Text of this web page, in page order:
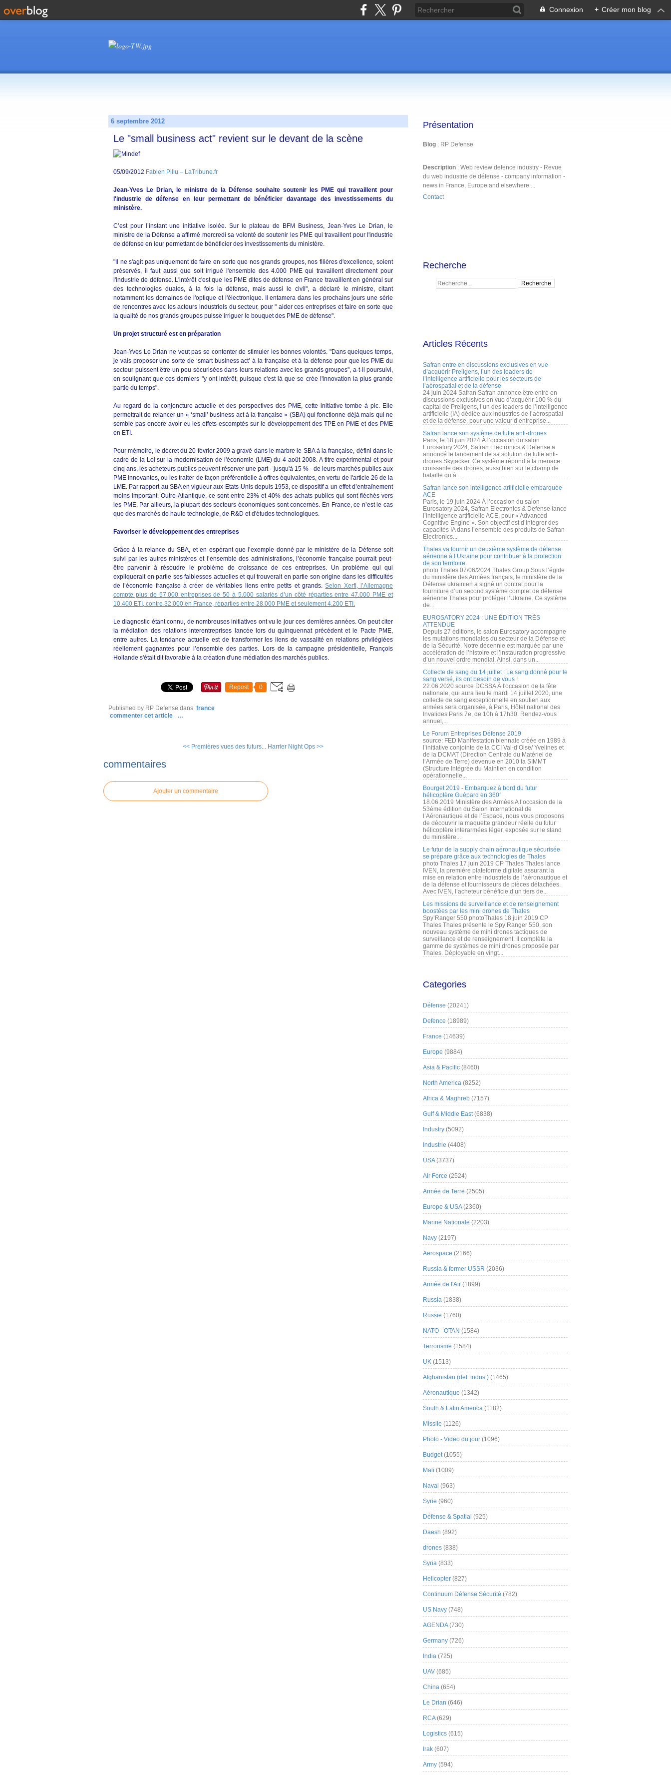
Connexion + Créer mon blog
6 septembre 2012
Le "small business act" revient sur le devant de la scène
05/09/2012 Fabien Piliu – LaTribune.fr
Jean-Yves Le Drian, le ministre de la Défense souhaite soutenir les PME qui travaillent pour
l'industrie de défense en leur permettant de bénéficier davantage des investissements du
ministère.
C’est pour l’instant une initiative isolée. Sur le plateau de BFM Business, Jean-Yves Le Drian, le
ministre de la Défense a affirmé mercredi sa volonté de soutenir les PME qui travaillent pour l'industrie
de défense en leur permettant de bénéficier des investissements du ministère.
"Il ne s'agit pas uniquement de faire en sorte que nos grands groupes, nos filières d'excellence, soient
préservés, il faut aussi que soit irrigué l'ensemble des 4.000 PME qui travaillent directement pour
l'industrie de défense. L'intérêt c'est que les PME dites de défense en France travaillent en général sur
des technologies duales, à la fois la défense, mais aussi le civil", a déclaré le ministre, citant
notamment les domaines de l'optique et l'électronique. Il entamera dans les prochains jours une série
de rencontres avec les acteurs industriels du secteur, pour " aider ces entreprises et faire en sorte que
la qualité de nos grands groupes puisse irriguer le bouquet des PME de défense".
Un projet structuré est en préparation
Jean-Yves Le Drian ne veut pas se contenter de stimuler les bonnes volontés. "Dans quelques temps,
je vais proposer une sorte de ‘smart business act’ à la française et à la défense pour que les PME du
secteur puissent être un peu sécurisées dans leurs relations avec les grands groupes", a-t-il poursuivi,
en soulignant que ces derniers "y ont intérêt, puisque c'est là que se crée l'innovation la plus grande
partie du temps".
Au regard de la conjoncture actuelle et des perspectives des PME, cette initiative tombe à pic. Elle
permettrait de relancer un « ‘small’ business act à la française » (SBA) qui fonctionne déjà mais qui ne
semble pas encore avoir eu les effets escomptés sur le développement des TPE en PME et des PME
en ETI.
Pour mémoire, le décret du 20 février 2009 a gravé dans le marbre le SBA à la française, défini dans le
cadre de la Loi sur la modernisation de l'économie (LME) du 4 août 2008. A titre expérimental et pour
cinq ans, les acheteurs publics peuvent réserver une part - jusqu'à 15 % - de leurs marchés publics aux
PME innovantes, ou les traiter de façon préférentielle à offres équivalentes, en vertu de l'article 26 de la
LME. Par rapport au SBA en vigueur aux Etats-Unis depuis 1953, ce dispositif a un effet d’entraînement
moins important. Outre-Atlantique, ce sont entre 23% et 40% des achats publics qui sont fléchés vers
les PME. Par ailleurs, la plupart des secteurs économiques sont concernés. En France, ce n’est le cas
que des marchés de haute technologie, de R&D et d'études technologiques.
Favoriser le développement des entreprises
Grâce à la relance du SBA, et en espérant que l’exemple donné par le ministère de la Défense soit
suivi par les autres ministères et l’ensemble des administrations, l’économie française pourrait peut-
être parvenir à résoudre le problème de croissance de ces entreprises. Un problème qui qui
expliquerait en partie ses faiblesses actuelles et qui trouverait en partie son origine dans les difficultés
de l’économie française à créer de véritables liens entre petits et grands.Selon Xerfi, l’Allemagne
compte plus de 57.000 entreprises de 50 à 5.000 salariés d’un côté réparties entre 47.000 PME et
10.400 ETI, contre 32.000 en France, réparties entre 28.000 PME et seulement 4.200 ETI.
Le diagnostic étant connu, de nombreuses initiatives ont vu le jour ces dernières années. On peut citer
la médiation des relations interentreprises lancée lors du quinquennat précédent et le Pacte PME,
entre autres. La tendance actuelle est de transformer les liens de vassalité en relations privilégiées
réellement gagnantes pour l’ensemble des parties. Lors de la campagne présidentielle, François
Hollande s'était dit favorable à la création d'une médiation des marchés publics.
Repost 0
Published by RP Defense dans france
commenter cet article
…
<< Premières vues des futurs... Harrier Night Ops >>
commentaires
Ajouter un commentaire
Présentation
Blog : RP Defense
Description : Web review defence industry - Revue
du web industrie de défense - company information -
news in France, Europe and elsewhere ...
Contact
Recherche
Articles Récents
Safran entre en discussions exclusives en vue
d’acquérir Preligens, l’un des leaders de
l’intelligence artificielle pour les secteurs de
l’aérospatial et de la défense
24 juin 2024 Safran Safran annonce être entré en
discussions exclusives en vue d’acquérir 100 % du
capital de Preligens, l’un des leaders de l’intelligence
artificielle (IA) dédiée aux industries de l’aérospatial
et de la défense, pour une valeur d’entreprise...
Safran lance son système de lutte anti-drones
Paris, le 18 juin 2024 À l’occasion du salon
Eurosatory 2024, Safran Electronics & Defense a
annoncé le lancement de sa solution de lutte anti-
drones Skyjacker. Ce système répond à la menace
croissante des drones, aussi bien sur le champ de
bataille qu’à...
Safran lance son intelligence artificielle embarquée
ACE
Paris, le 19 juin 2024 À l’occasion du salon
Eurosatory 2024, Safran Electronics & Defense lance
l’intelligence artificielle ACE, pour « Advanced
Cognitive Engine ». Son objectif est d’intégrer des
capacités IA dans l’ensemble des produits de Safran
Electronics...
Thales va fournir un deuxième système de défense
aérienne à l’Ukraine pour contribuer à la protection
de son territoire
photo Thales 07/06/2024 Thales Group Sous l’égide
du ministère des Armées français, le ministère de la
Défense ukrainien a signé un contrat pour la
fourniture d’un second système complet de défense
aérienne Thales pour protéger l’Ukraine. Ce système
de...
EUROSATORY 2024 : UNE ÉDITION TRÈS
ATTENDUE
Depuis 27 éditions, le salon Eurosatory accompagne
les mutations mondiales du secteur de la Défense et
de la Sécurité. Notre décennie est marquée par une
accélération de l’histoire et l’instauration progressive
d’un nouvel ordre mondial. Ainsi, dans un...
Collecte de sang du 14 juillet : Le sang donné pour le
sang versé, ils ont besoin de vous !
22.06.2020 source DCSSA À l'occasion de la fête
nationale, qui aura lieu le mardi 14 juillet 2020, une
collecte de sang exceptionnelle en soutien aux
armées sera organisée, à Paris, Hôtel national des
Invalides Paris 7e, de 10h à 17h30. Rendez-vous
annuel,...
Le Forum Entreprises Défense 2019
source: FED Manifestation biennale créée en 1989 à
l’initiative conjointe de la CCI Val-d’Oise/ Yvelines et
de la DCMAT (Direction Centrale du Matériel de
l’Armée de Terre) devenue en 2010 la SIMMT
(Structure Intégrée du Maintien en condition
opérationnelle...
Bourget 2019 - Embarquez à bord du futur
hélicoptère Guépard en 360°
18.06.2019 Ministère des Armées A l’occasion de la
53ème édition du Salon International de
l’Aéronautique et de l’Espace, nous vous proposons
de découvrir la maquette grandeur réelle du futur
hélicoptère interarmées léger, exposée sur le stand
du ministère...
Le futur de la supply chain aéronautique sécurisée
se prépare grâce aux technologies de Thales
photo Thales 17 juin 2019 CP Thales Thales lance
IVEN, la première plateforme digitale assurant la
mise en relation entre industriels de l’aéronautique et
de la défense et fournisseurs de pièces détachées.
Avec IVEN, l’acheteur bénéficie d’un tiers de...
Les missions de surveillance et de renseignement
boostées par les mini drones de Thales
Spy’Ranger 550 photoThales 18 juin 2019 CP
Thales Thales présente le Spy’Ranger 550, son
nouveau système de mini drones tactiques de
surveillance et de renseignement. Il complète la
gamme de systèmes de mini drones proposée par
Thales. Déployable en vingt...
Categories
Défense (20241)
Defence (18989)
France (14639)
Europe (9884)
Asia & Pacific (8460)
North America (8252)
Africa & Maghreb (7157)
Gulf & Middle East(6838)
Industry (5092)
Industrie (4408)
USA(3737)
Air Force (2524)
Armée de Terre (2505)
Europe & USA(2360)
Marine Nationale (2203)
Navy (2197)
Aerospace (2166)
Russia & former USSR (2036)
Armée de l'Air (1899)
Russia (1838)
Russie (1760)
NATO - OTAN (1584)
Terrorisme (1584)
UK (1513)
Afghanistan (def. indus.) (1465)
Aéronautique (1342)
South & Latin America (1182)
Missile (1126)
Photo - Video du jour (1096)
Budget(1055)
Mali (1009)
Naval (963)
Syrie (960)
Défense & Spatial (925)
Daesh (892)
drones (838)
Syria (833)
Helicopter (827)
Continuum Défense Sécurité (782)
US Navy (748)
AGENDA(730)
Germany (726)
India (725)
UAV (685)
China (654)
Le Drian (646)
RCA(629)
Logistics (615)
Irak (607)
Army (594)